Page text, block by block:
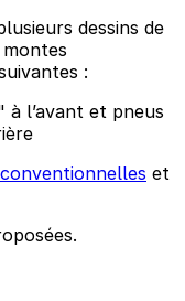
dessins de
:
à l’avant et pneus
et